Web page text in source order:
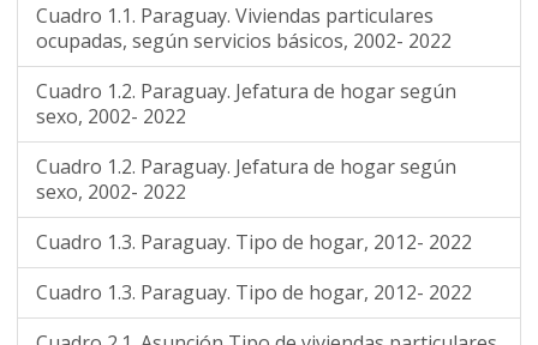
Cuadro 1.1. Paraguay. Viviendas particulares
ocupadas, según servicios básicos, 2002- 2022
Cuadro 1.2. Paraguay. Jefatura de hogar según
sexo, 2002- 2022
Cuadro 1.2. Paraguay. Jefatura de hogar según
sexo, 2002- 2022
Cuadro 1.3. Paraguay. Tipo de hogar, 2012- 2022
Cuadro 1.3. Paraguay. Tipo de hogar, 2012- 2022